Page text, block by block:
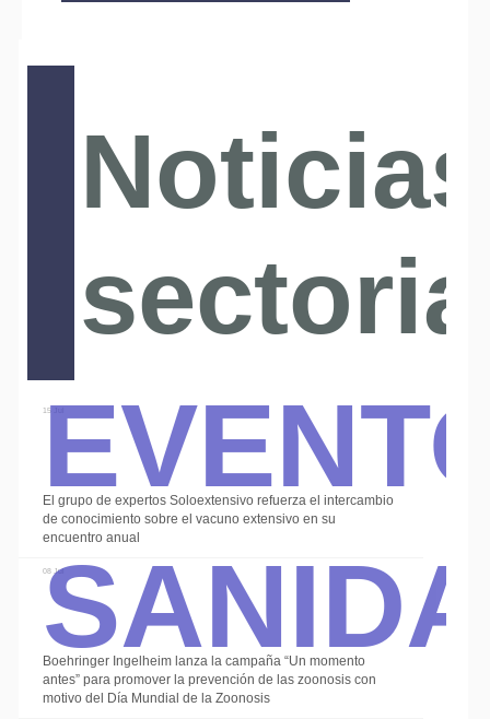
Noticias
15 Jul
El grupo de expertos Soloextensivo refuerza el intercambio
de conocimiento sobre el vacuno extensivo en su
encuentro anual
08 Jul
Boehringer Ingelheim lanza la campaña “Un momento
antes” para promover la prevención de las zoonosis con
motivo del Día Mundial de la Zoonosis